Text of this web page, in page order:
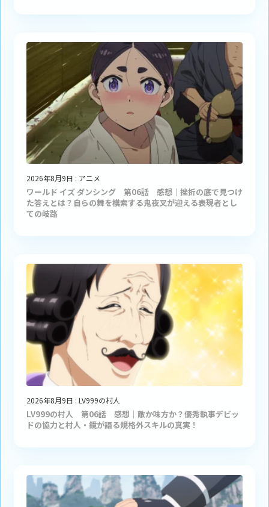
2026年8月9日 : アニメ
ワールド イズ ダンシング 第06話 感想｜挫折の底で見つけ
た答えとは？自らの舞を模索する鬼夜叉が迎える表現者とし
ての岐路
2026年8月9日 : LV999の村人
LV999の村人 第06話 感想｜敵か味方か？優秀執事デビッ
ドの協力と村人・鏡が語る規格外スキルの真実！